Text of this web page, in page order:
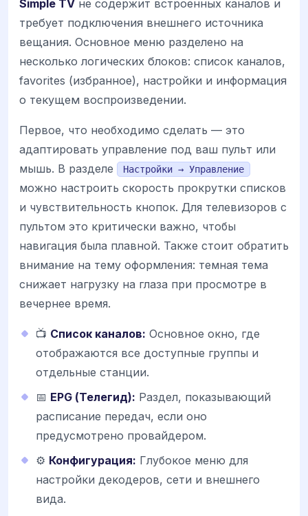
Simple TV не содержит встроенных каналов и
требует подключения внешнего источника
вещания. Основное меню разделено на
несколько логических блоков: список каналов,
favorites (избранное), настройки и информация
о текущем воспроизведении.
Первое, что необходимо сделать — это
адаптировать управление под ваш пульт или
мышь. В разделе
Настройки → Управление
можно настроить скорость прокрутки списков
и чувствительность кнопок. Для телевизоров с
пультом это критически важно, чтобы
навигация была плавной. Также стоит обратить
внимание на тему оформления: темная тема
снижает нагрузку на глаза при просмотре в
вечернее время.
📺 Список каналов: Основное окно, где
отображаются все доступные группы и
отдельные станции.
📅 EPG (Телегид): Раздел, показывающий
расписание передач, если оно
предусмотрено провайдером.
⚙️ Конфигурация: Глубокое меню для
настройки декодеров, сети и внешнего
вида.